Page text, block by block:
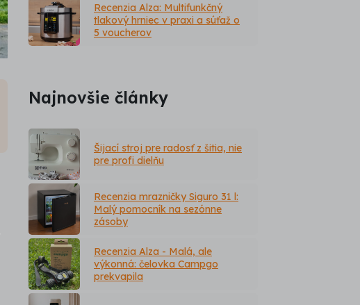
Recenzia Alza: Multifunkčný
tlakový hrniec v praxi a súťaž o
5 voucherov
Najnovšie články
Šijací stroj pre radosť z šitia, nie
pre profi dielňu
Recenzia mrazničky Siguro 31 l:
Malý pomocník na sezónne
zásoby
Recenzia Alza - Malá, ale
výkonná: čelovka Campgo
prekvapila